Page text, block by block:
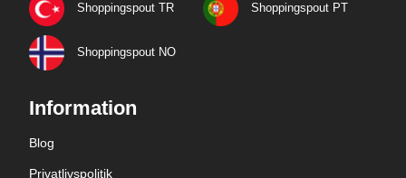
Shoppingspout TR Shoppingspout PT
Shoppingspout NO
Information
Blog
Privatlivspolitik